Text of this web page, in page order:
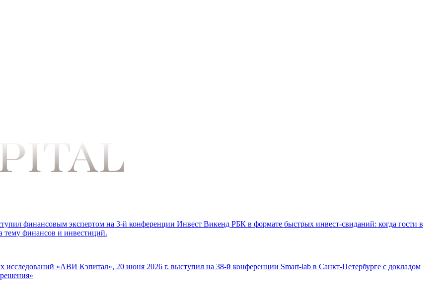
финансовым экспертом на 3-й конференции Инвест Викенд РБК в формате быстрых инвест-свиданий: когда гости в
тему финансов и инвестиций.
исследований «АВИ Кэпитал», 20 июня 2026 г. выступил на 38-й конференции Smart-lab в Санкт-Петербурге с докладом